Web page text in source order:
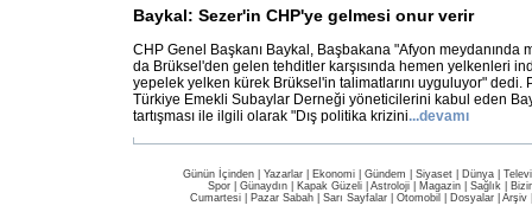
Baykal: Sezer'in CHP'ye gelmesi onur verir
CHP Genel Başkanı Baykal, Başbakana "Afyon meydanında
da Brüksel'den gelen tehditler karşısında hemen yelkenleri
yepelek yelken kürek Brüksel'in talimatlarını uyguluyor" dedi.
Türkiye Emekli Subaylar Derneği yöneticilerini kabul eden
tartışması ile ilgili olarak "Dış politika krizini...devamı
Günün İçinden Yazarlar Ekonomi Gündem Siyaset Dünya |
Spor
Günaydın Kapak Güzeli Astroloji Magazin Sağlık
Cumartesi
Pazar Sabah Sarı Sayfalar Otomobil Dosyalar Arşiv